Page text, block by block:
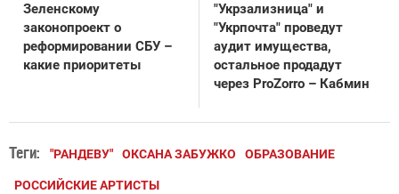
Зеленскому
законопроект о
реформировании СБУ –
какие приоритеты
"Укрзализница" и
"Укрпочта" проведут
аудит имущества,
остальное продадут
через ProZorro – Кабмин
Теги: "РАНДЕВУ" ОКСАНА ЗАБУЖКО ОБРАЗОВАНИЕ
РОССИЙСКИЕ АРТИСТЫ